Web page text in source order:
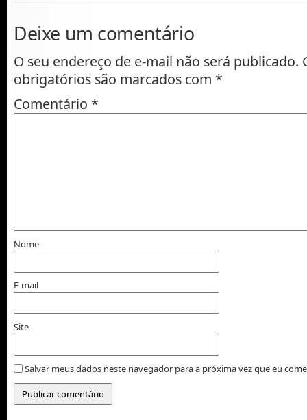
Deixe um comentário
O seu endereço de e-mail não será publicado.
obrigatórios são marcados com *
Comentário *
Nome
E-mail
Site
Salvar meus dados neste navegador para a próxima vez que eu